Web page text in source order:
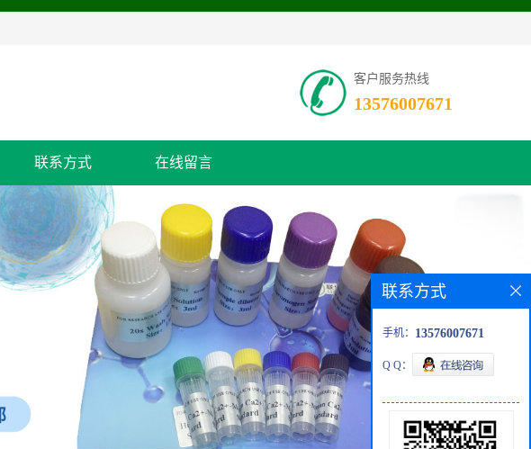
客户服务热线
13576007671
联系方式 在线留言
联系方式
手机： 13576007671
Q Q：